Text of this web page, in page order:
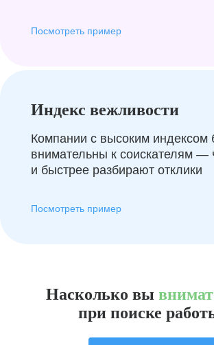
Посмотреть пример
Индекс вежливости
Компании с высоким индексом
внимательны к соискателям —
и быстрее разбирают отклики
Посмотреть пример
Насколько вы
при поиске